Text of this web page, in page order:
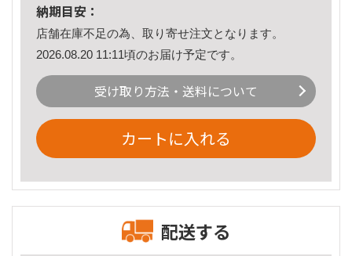
納期目安：
店舗在庫不足の為、取り寄せ注文となります。
2026.08.20 11:11頃のお届け予定です。
受け取り方法・送料について
カートに入れる
配送する